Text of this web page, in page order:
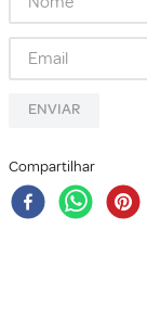
ENVIAR
Compartilhar